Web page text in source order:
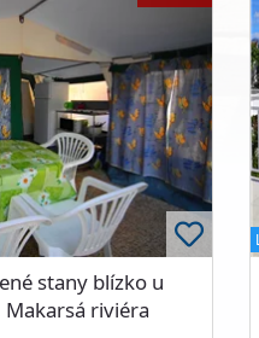
stany blízko u
riviéra